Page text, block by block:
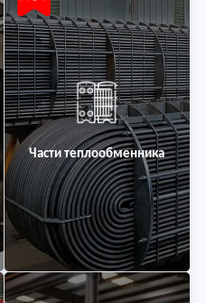
Части теплообменника